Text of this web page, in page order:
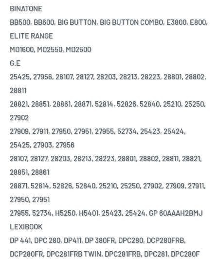
BINATONE
BB500, BB600, BIG BUTTON, BIG BUTTON COMBO, E3800, E800,
ELITE RANGE
MD1600, MD2550, MD2600
G.E
25425, 27956, 28107, 28127, 28203, 28213, 28223, 28801, 28802,
28811
28821, 28851, 28861, 28871, 52814, 52826, 52840, 25210, 25250,
27902
27909, 27911, 27950, 27951, 27955, 52734, 25423, 25424,
25425, 27903, 27956
28107, 28127, 28203, 28213, 28223, 28801, 28802, 28811, 28821,
28851, 28861
28871, 52814, 52826, 52840, 25210, 25250, 27902, 27909, 27911,
27950, 27951
27955, 52734, H5250, H5401, 25423, 25424, GP 60AAAH2BMJ
LEXIBOOK
DP 441, DPC 280, DP411, DP 380FR, DPC280, DCP280FRB,
DCP280FR, DPC281FRB TWIN, DPC281FRB, DPC281, DPC280F